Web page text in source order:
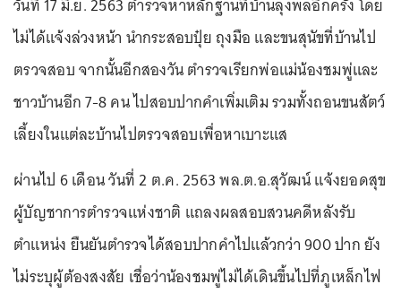
ไม่ได้แจ้งล่วงหน้า นำกระสอบปุ๋ย ถุงมือ และขนสุนัขที่บ้านไป
ตรวจสอบ จากนั้นอีกสองวัน ตำรวจเรียกพ่อแม่น้องชมพู่และ
ชาวบ้านอีก 7-8 คน ไปสอบปากคำเพิ่มเติม รวมทั้งถอนขนสัตว์
เลี้ยงในแต่ละบ้านไปตรวจสอบเพื่อหาเบาะแส
ผ่านไป 6 เดือน วันที่ 2 ต.ค. 2563 พล.ต.อ.สุวัฒน์ แจ้งยอดสุข
ผู้บัญชาการตำรวจแห่งชาติ แถลงผลสอบสวนคดีหลังรับ
ตำแหน่ง ยืนยันตำรวจได้สอบปากคำไปแล้วกว่า 900 ปาก ยัง
ไม่ระบุผู้ต้องสงสัย เชื่อว่าน้องชมพู่ไม่ได้เดินขึ้นไปที่ภูเหล็กไฟ